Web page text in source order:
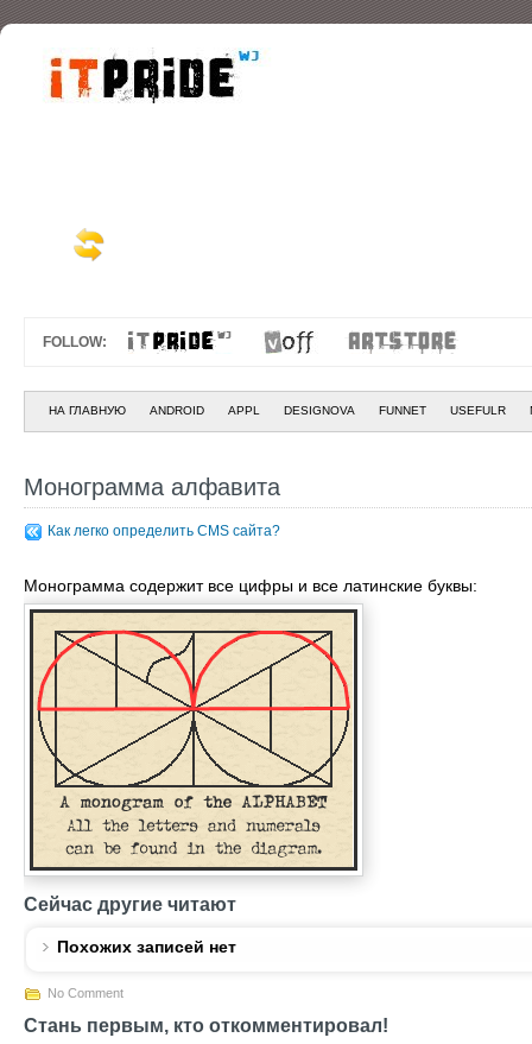
FOLLOW:
НА ГЛАВНУЮ ANDROID APPL DESIGNOVA FUNNET USEFULR
Монограмма алфавита
Как легко определить CMS сайта?
Монограмма содержит все цифры и все латинские буквы:
Сейчас другие читают
Похожих записей нет
No Comment
Стань первым, кто откомментировал!